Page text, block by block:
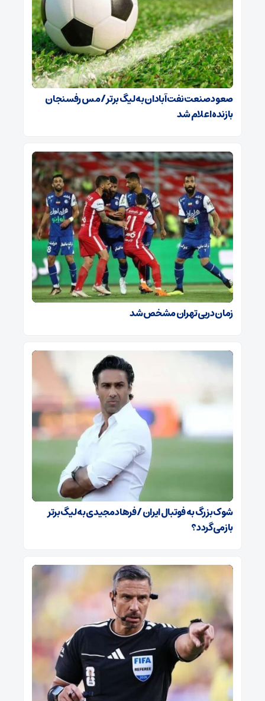
صعود صنعت نفت آبادان به لیگ برتر / مس رفسنجان
بازنده اعلام شد
زمان دربی تهران مشخص شد
شوک بزرگ به فوتبال ایران / فرهاد مجیدی به لیگ برتر
بازمی‌گردد؟